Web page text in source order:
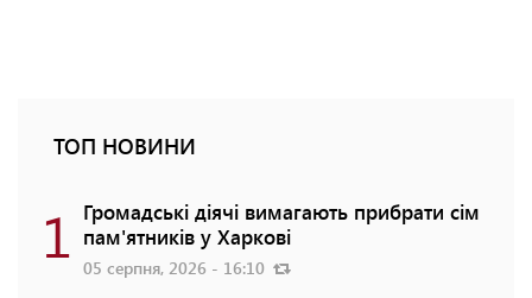
ТОП НОВИНИ
1 Громадські діячі вимагають прибрати сім
пам'ятників у Харкові
05 серпня, 2026 - 16:10